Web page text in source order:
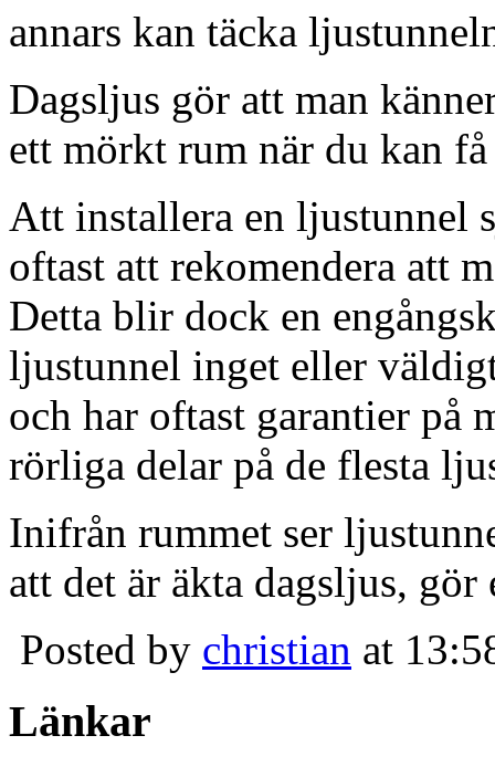
annars kan täcka
Dagsljus gör att man
ett mörkt rum när du kan
Att installera en ljustunnel
oftast att rekomendera att
Detta blir dock en
ljustunnel inget eller
och har oftast garantier på
rörliga delar på de flesta
Inifrån rummet ser
att det är äkta dagsljus,
Posted by christian at
Länkar